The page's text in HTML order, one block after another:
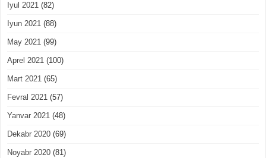
Iyul 2021 (82)
Iyun 2021 (88)
May 2021 (99)
Aprel 2021 (100)
Mart 2021 (65)
Fevral 2021 (57)
Yanvar 2021 (48)
Dekabr 2020 (69)
Noyabr 2020 (81)